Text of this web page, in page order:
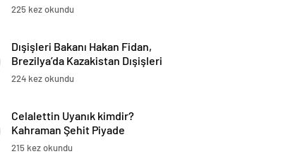
225 kez okundu
Dışişleri Bakanı Hakan Fidan,
Brezilya’da Kazakistan Dışişleri
Bakanı ile Görüştü
224 kez okundu
Celalettin Uyanık kimdir?
Kahraman Şehit Piyade
Sözleşmeli Er Celalettin Uyanık
215 kez okundu